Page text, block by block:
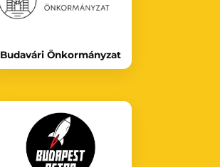
Budavári Önkormányzat